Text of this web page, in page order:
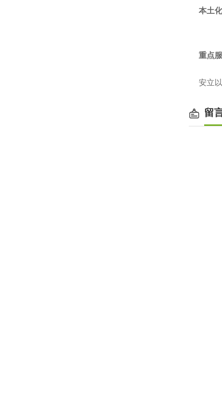
本土
重点
安立
留